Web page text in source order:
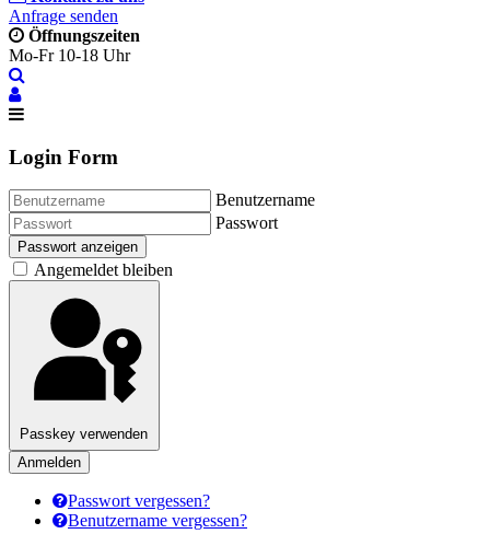
Anfrage senden
Öffnungszeiten
Mo-Fr 10-18 Uhr
Login Form
Benutzername
Passwort
Passwort anzeigen
Angemeldet bleiben
Passkey verwenden
Anmelden
Passwort vergessen?
Benutzername vergessen?